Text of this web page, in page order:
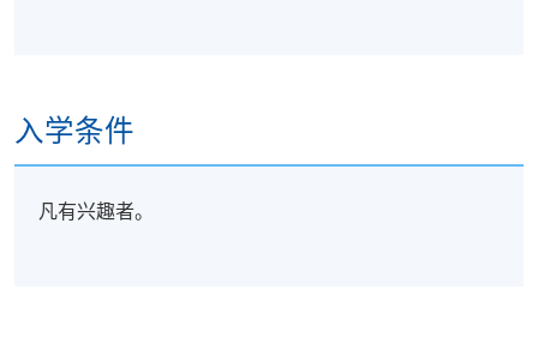
入学条件
凡有兴趣者。